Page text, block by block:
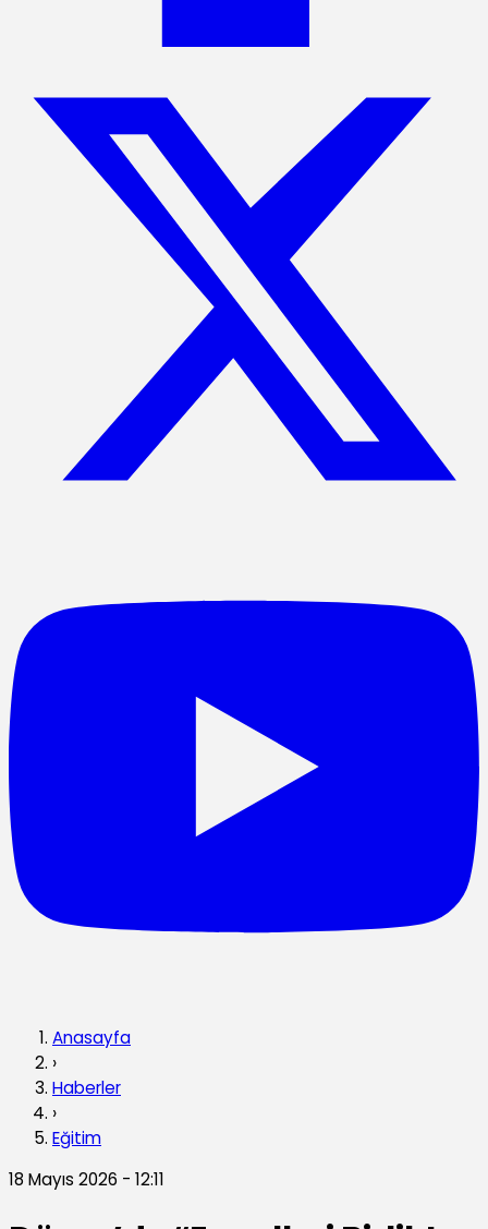
Anasayfa
›
Haberler
›
Eğitim
18 Mayıs 2026 - 12:11